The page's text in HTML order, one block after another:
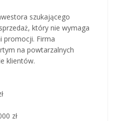
szukającego
który nie wymaga
promocji. Firma
na powtarzalnych
klientów.
zł